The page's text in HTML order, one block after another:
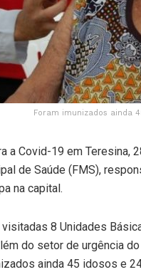
Foram imunizados ainda
a Covid-19 em Teresina,
de Saúde (FMS),
na capital.
8 Unidades
do setor de urgência
ainda 45 idosos e